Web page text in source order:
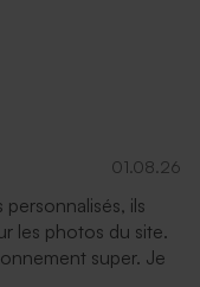
carrée
01.08.26
ils
les photos du site.
super. Je